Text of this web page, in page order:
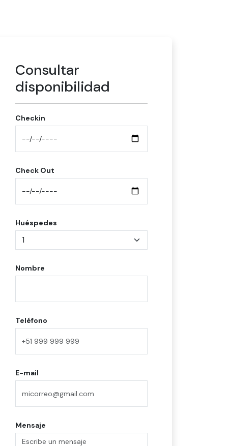
Consultar
disponibilidad
Checkin
Check Out
Huéspedes
Nombre
Teléfono
E-mail
Mensaje